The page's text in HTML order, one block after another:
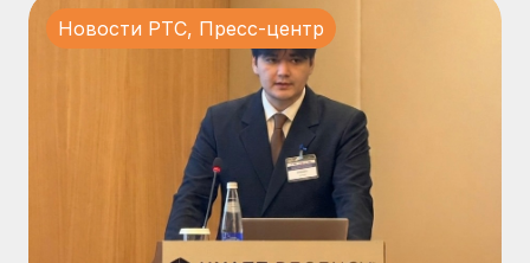
Новости PTC, Пресс-центр